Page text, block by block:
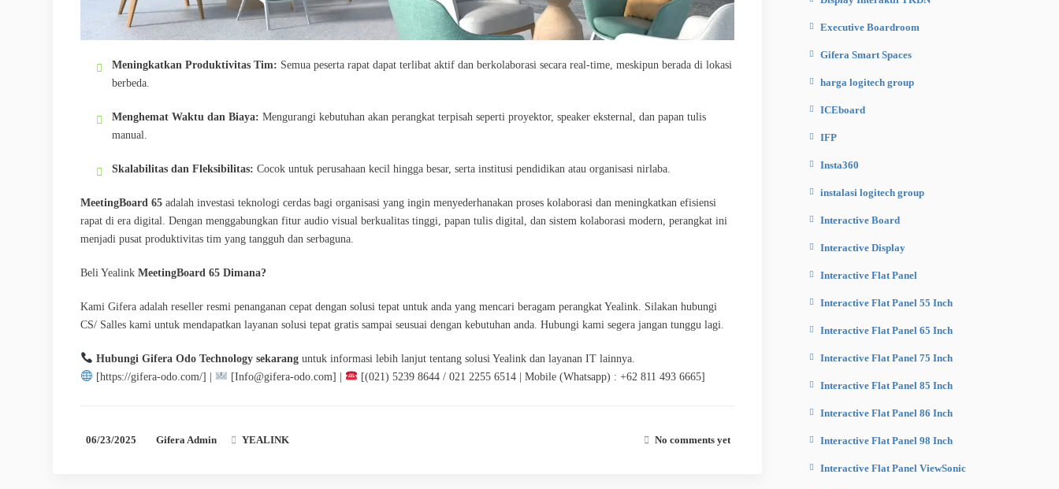
Meningkatkan Produktivitas Tim: Semua peserta rapat dapat terlibat aktif dan berkolaborasi secara real-time, meskipun berada di lokasi
berbeda.
Menghemat Waktu dan Biaya: Mengurangi kebutuhan akan perangkat terpisah seperti proyektor, speaker eksternal, dan papan tulis
manual.
Skalabilitas dan Fleksibilitas: Cocok untuk perusahaan kecil hingga besar, serta institusi pendidikan atau organisasi nirlaba.
MeetingBoard 65 adalah investasi teknologi cerdas bagi organisasi yang ingin menyederhanakan proses kolaborasi dan meningkatkan efisiensi
rapat di era digital. Dengan menggabungkan fitur audio visual berkualitas tinggi, papan tulis digital, dan sistem kolaborasi modern, perangkat ini
menjadi pusat produktivitas tim yang tangguh dan serbaguna.
Beli Yealink MeetingBoard 65 Dimana?
Kami Gifera adalah reseller resmi penanganan cepat dengan solusi tepat untuk anda yang mencari beragam perangkat Yealink. Silakan hubungi
CS/ Salles kami untuk mendapatkan layanan solusi tepat gratis sampai seusuai dengan kebutuhan anda. Hubungi kami segera jangan tunggu lagi.
Hubungi Gifera Odo Technology sekaranguntuk informasi lebih lanjut tentang solusi Yealink dan layanan IT lainnya.
[https://gifera-odo.com/] |
[Info@gifera-odo.com] | [(021) 5239 8644 / 021 2255 6514 | Mobile (Whatsapp) : +62 811 493 6665]
06/23/2025 Gifera Admin YEALINK No comments yet
Executive Boardroom
Gifera Smart Spaces
harga logitech group
ICEboard
IFP
Insta360
instalasi logitech group
Interactive Board
Interactive Display
Interactive Flat Panel
Interactive Flat Panel 55 Inch
Interactive Flat Panel 65 Inch
Interactive Flat Panel 75 Inch
Interactive Flat Panel 85 Inch
Interactive Flat Panel 86 Inch
Interactive Flat Panel 98 Inch
Interactive Flat Panel ViewSonic